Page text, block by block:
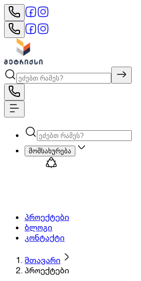
მომსახურება
პროექტები
ბლოგი
კონტაქტი
მთავარი
პროექტები